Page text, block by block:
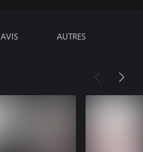
AVIS AUTRES